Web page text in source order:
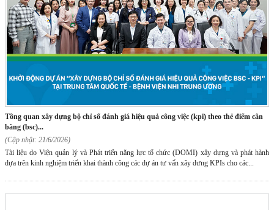
tồng quan xây dựng bộ chỉ số đánh giá hiệu quả công việc (kpi) theo thẻ điểm cân
bằng (bsc)...
(Cập nhật: 21/6/2026)
Tài liệu do Viện quản lý và Phát triển năng lực tổ chức (DOMI) xây dựng và phát hành
dựa trên kinh nghiệm triển khai thành công các dự án tư vấn xây dưng KPIs cho các...